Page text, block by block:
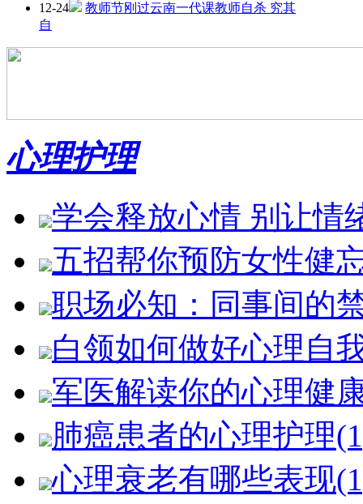
12-24
教师节刚过云南一代课教师自杀 究其
自
心理护理
学会释放心情 别让情
五招帮你预防女性健
职场必知：同事间的
白领如何做好心理自
军医解读你的心理健
肺癌患者的心理护理
心理衰老有哪些表现